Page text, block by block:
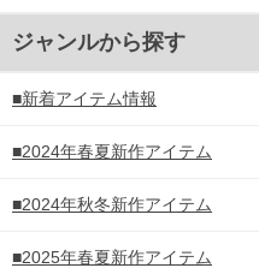
ジャンルから探す
■新着アイテム情報
■2024年春夏新作アイテム
■2024年秋冬新作アイテム
■2025年春夏新作アイテム